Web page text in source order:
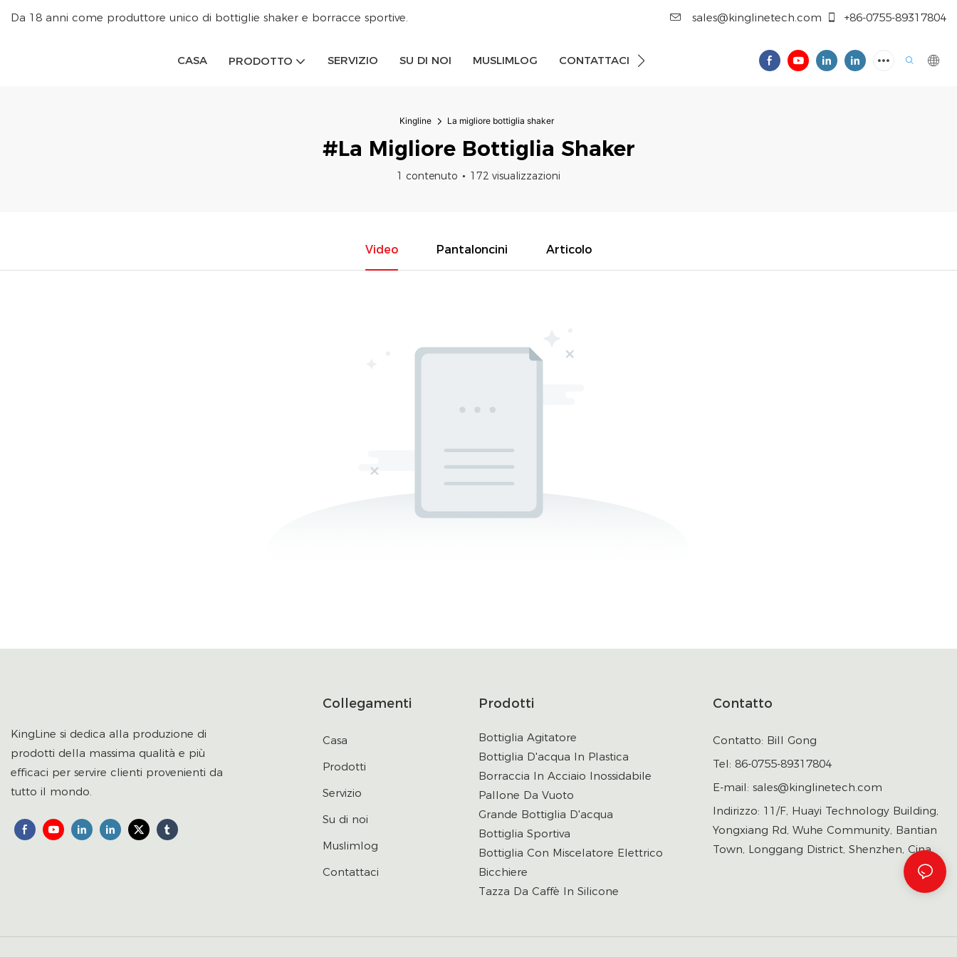
Da 18 anni come produttore unico di bottiglie shaker e borracce sportive. sales@kinglinetech.com +86-0755-89317804
CASA PRODOTTO SERVIZIO SU DI NOI MUSLIMLOG CONTATTACI
Kingline La migliore bottiglia shaker
#La Migliore Bottiglia Shaker
1 contenuto 172 visualizzazioni
Video Pantaloncini Articolo
KingLine si dedica alla produzione di
prodotti della massima qualità e più
efficaci per servire clienti provenienti da
tutto il mondo.
Collegamenti
Casa
Prodotti
Servizio
Su di noi
Muslimlog
Contattaci
Prodotti
Bottiglia Agitatore
Bottiglia D'acqua In Plastica
Borraccia In Acciaio Inossidabile
Pallone Da Vuoto
Grande Bottiglia D'acqua
Bottiglia Sportiva
Bottiglia Con Miscelatore Elettrico
Bicchiere
Tazza Da Caffè In Silicone
Contatto
Contatto: Bill Gong
Tel: 86-0755-89317804
E-mail: sales@kinglinetech.com
Indirizzo: 11/F, Huayi Technology Building,
Yongxiang Rd, Wuhe Community, Bantian
Town, Longgang District, Shenzhen, Cina